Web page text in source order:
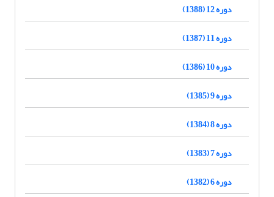
دوره 12 (1388)
دوره 11 (1387)
دوره 10 (1386)
دوره 9 (1385)
دوره 8 (1384)
دوره 7 (1383)
دوره 6 (1382)